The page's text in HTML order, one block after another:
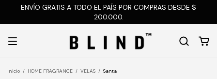
ENVÍO GRATIS A TODO EL PAÍS POR COMPRAS DESDE $
200.000.
Inicio / HOME FRAGRANCE / VELAS / Santa